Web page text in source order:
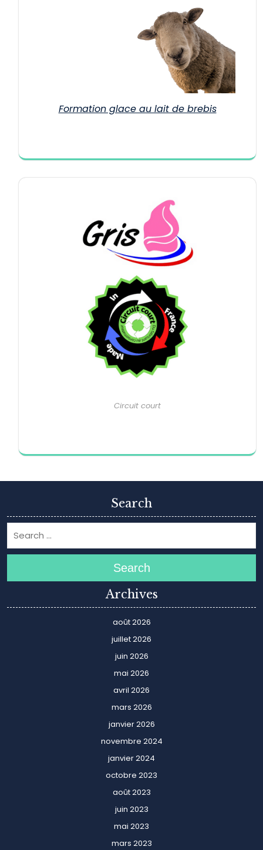
Formation glace au lait de brebis
Circuit court
Search
Search
Archives
août 2026
juillet 2026
juin 2026
mai 2026
avril 2026
mars 2026
janvier 2026
novembre 2024
janvier 2024
octobre 2023
août 2023
juin 2023
mai 2023
mars 2023